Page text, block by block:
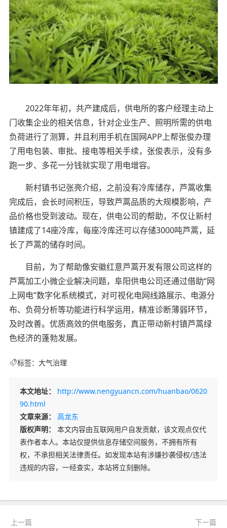
2022年年初，共产建成后，供电所的客户经理主动上
门收集企业的相关信息，针对企业生产、照明所需的供电
负荷进行了测算，并且利用手机在国网APP上帮张俊办理
了用电包装、审批、接电等相关手续，张俊表示，没有多
跑一步、多花一分钱就实现了用电增容。
新村镇书记张亮介绍，之前没有冷库储存，芦蒿收集
完成后，会长时间积压，导致芦蒿品质的大规模影响，产
品价格也受到波动。现在，供电公司的帮助，不仅让新村
镇建成了14座冷库，每座冷库还可以存储3000吨芦蒿，延
长了芦蒿的储存时间。
目前，为了帮助像安徽红意芦蒿开发有限公司这样的
芦蒿加工小微企业解决问题，阜阳供电公司还通过借助“网
上网电”数字化系统模式，对可视化电网线路展示、电源分
布、负荷分析等功能进行科学运用，精准诊断薄弱环节，
及时改善。优质高效的供电服务，真正带动新村镇芦蒿绿
色经济的蓬勃发展。
标签： 大气治理
本文地址：
http://www.nengyuancn.com/huanbao/0620
90.html
文章来源：
高龙东
版权声明：
本文内容由互联网用户自发贡献，该文观点仅代
表作者本人。本站仅提供信息存储空间服务，不拥有所有
权，不承担相关法律责任。如发现本站有涉嫌抄袭侵权/违法
违规的内容，一经查实，本站将立刻删除。
上一篇 下一篇